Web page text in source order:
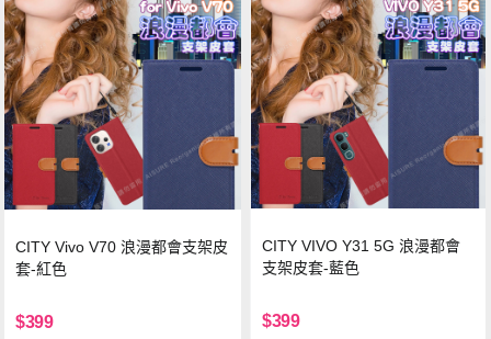
CITY Vivo V70 浪漫都會支架皮
套-紅色
$399
CITY VIVO Y31 5G 浪漫都會
支架皮套-藍色
$399